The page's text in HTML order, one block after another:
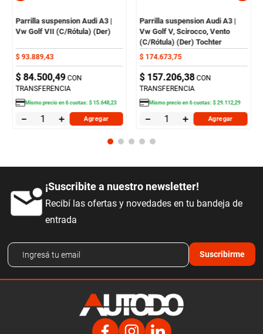
Parrilla suspension Audi A3 |
Vw Golf VII (C/Rótula) (Der)
$ 93.889,43
$ 84.500,49 CON
TRANSFERENCIA
Mismo precio en6cuotas:$ 15.648,23
＋
－ Agregar
Parrilla suspension Audi A3 |
Vw Golf V, Scirocco, Vento
(C/Rótula) (Der) Tochter
$ 174.673,75
$ 157.206,38 CON
TRANSFERENCIA
Mismo precio en6cuotas:$ 29.112,29
＋
－ Agregar
¡Suscribite a nuestro newsletter!
Recibí las ofertas y novedades en tu bandeja de
entrada
Suscribirme